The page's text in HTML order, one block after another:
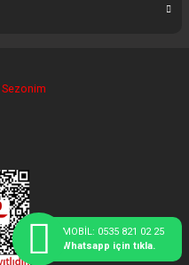
Sezonim
MOBİL: 0535 821 02 25
Whatsapp için tıkla.